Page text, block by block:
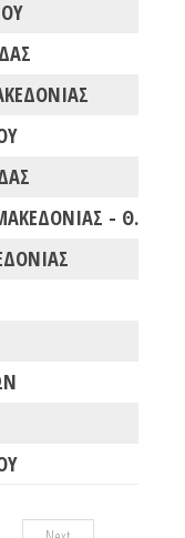
ΠΕΡΙΦΕΡΕΙΑ ΑΝΑΤΟΛΙΚΗΣ ΜΑΚΕΔΟΝΙΑΣ - ΘΡΑΚΗΣ